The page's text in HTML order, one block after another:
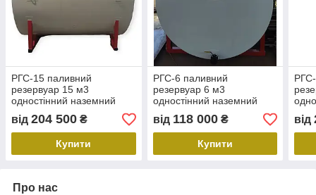
РГС-15 паливний
резервуар 15 м3
одностінний наземний
(після кап. ремонту)
від 204 500 ₴
Купити
РГС-6 паливний
резервуар 6 м3
одностінний наземний
(після кап. ремонту)
від 118 000₴
Купити
від
Про нас